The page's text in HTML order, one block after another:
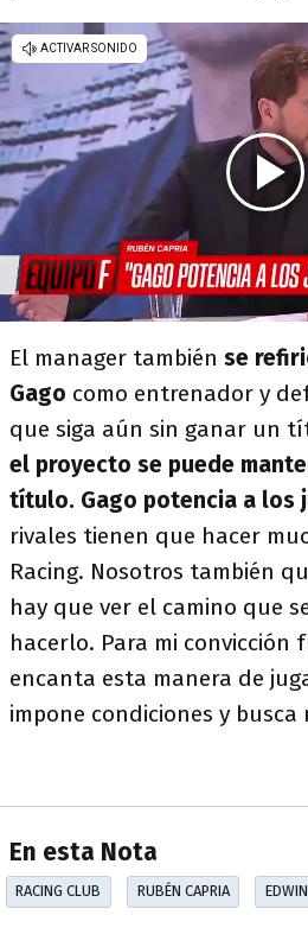
El manager también se
Gago como entrenador y
que siga aún sin ganar un
el proyecto se puede
título. Gago potencia a los
rivales tienen que hacer
Racing. Nosotros también
hay que ver el camino que
hacerlo. Para mi convicción
encanta esta manera de
impone condiciones y
En esta Nota
RACING CLUB RUBÉN CAPRIA